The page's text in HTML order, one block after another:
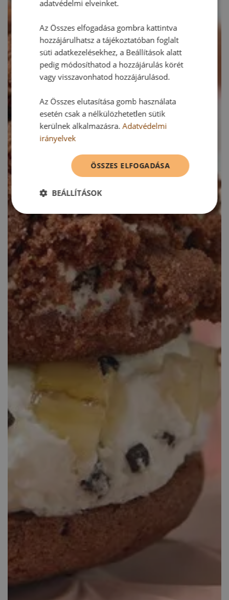
adatvédelmi elveinket.
Az Összes elfogadása gombra kattintva
hozzájárulhatsz a tájékoztatóban foglalt
süti adatkezelésekhez, a Beállítások alatt
pedig módosíthatod a hozzájárulás körét
vagy visszavonhatod hozzájárulásod.
Az Összes elutasítása gomb használata
esetén csak a nélkülözhetetlen sütik
kerülnek alkalmazásra.Adatvédelmi
irányelvek
ÖSSZES ELFOGADÁSA
BEÁLLÍTÁSOK